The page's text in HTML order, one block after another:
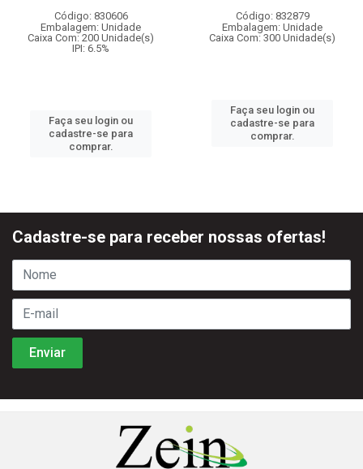
Código: 830606
Embalagem: Unidade
Caixa Com: 200 Unidade(s)
IPI: 6.5%
Faça seu login ou
cadastre-se para
comprar.
Código: 832879
Embalagem: Unidade
Caixa Com: 300 Unidade(s)
Faça seu login ou
cadastre-se para
comprar.
Cadastre-se para receber nossas ofertas!